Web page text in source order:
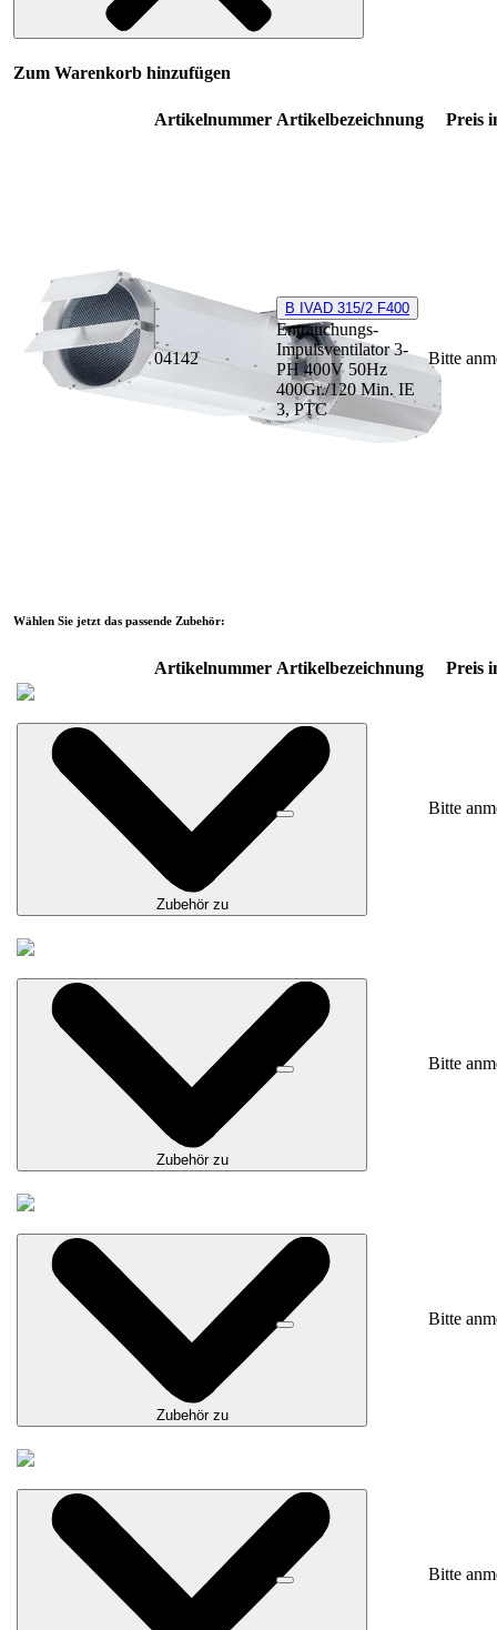
Zum Warenkorb hinzufügen
Artikelnummer Artikelbezeichnung Preis
04142
B IVAD 315/2 F400
Entrauchungs-
Impulsventilator 3-
PH 400V 50Hz
400Gr./120 Min. IE
3, PTC
Bitte
Wählen Sie jetzt das passende Zubehör:
Artikelnummer Artikelbezeichnung Preis
Zubehör zu
Bitte
Zubehör zu
Bitte
Zubehör zu
Bitte
Bitte